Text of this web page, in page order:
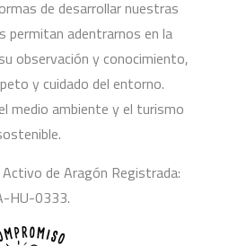
de desarrollar nuestras
permitan adentrarnos en la
observación y conocimiento,
y cuidado del entorno.
medio ambiente y el turismo
de Aragón Registrada:
HU-0333.